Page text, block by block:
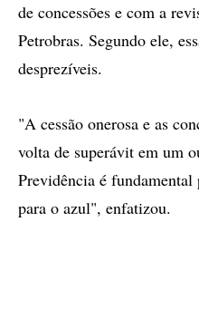
de concessões e com a
Petrobras. Segundo ele,
desprezíveis.
"A cessão onerosa e as
volta de superávit em um
Previdência é fundamental
para o azul", enfatizou.